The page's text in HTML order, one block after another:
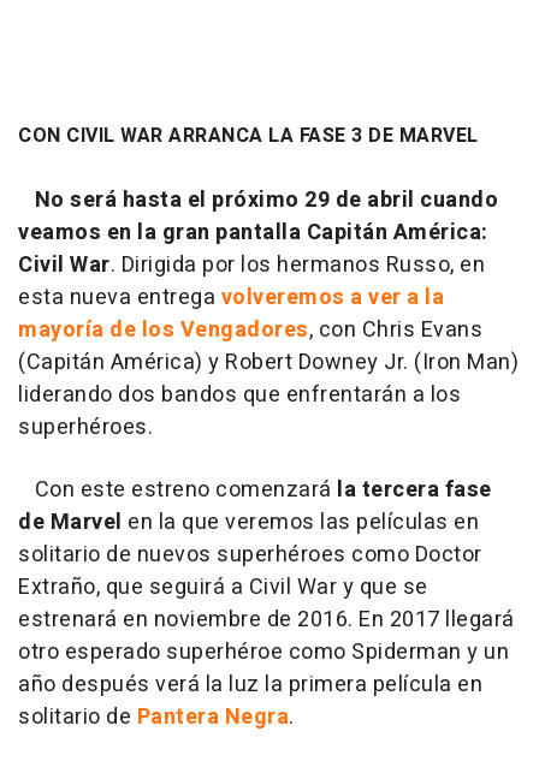
CON CIVIL WAR ARRANCA LA FASE 3 DE MARVEL
No será hasta el próximo 29 de abril cuando
veamos en la gran pantalla Capitán América:
Civil War. Dirigida por los hermanos Russo, en
esta nueva entrega volveremos a ver a la
mayoría de los Vengadores, con Chris Evans
(Capitán América) y Robert Downey Jr. (Iron Man)
liderando dos bandos que enfrentarán a los
superhéroes.
Con este estreno comenzará la tercera fase
de Marvel en la que veremos las películas en
solitario de nuevos superhéroes como Doctor
Extraño, que seguirá a Civil War y que se
estrenará en noviembre de 2016. En 2017 llegará
otro esperado superhéroe como Spiderman y un
año después verá la luz la primera película en
solitario de Pantera Negra.